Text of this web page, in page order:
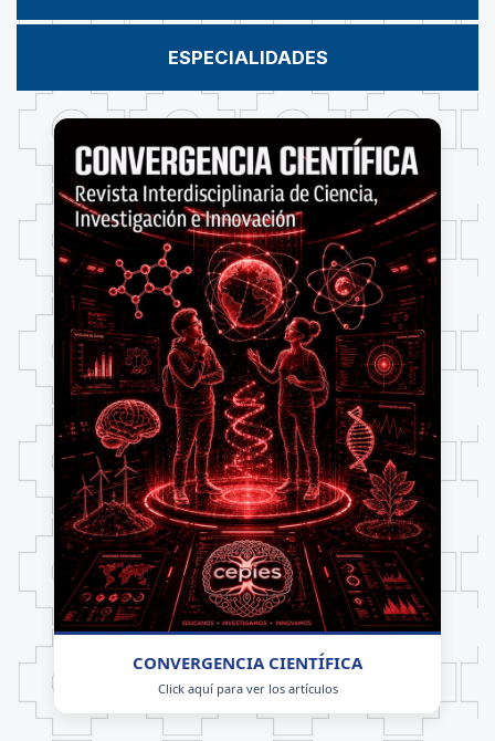
ESPECIALIDADES
CONVERGENCIA CIENTÍFICA
Click aquí para ver los artículos